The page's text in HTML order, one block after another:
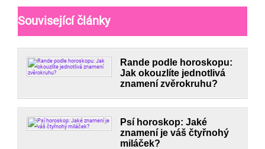
Související články
Rande podle horoskopu:
Jak okouzlíte jednotlivá
znamení zvěrokruhu?
Psí horoskop: Jaké
znamení je váš čtyřnohý
miláček?